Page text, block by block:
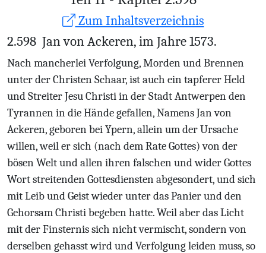
Zum Inhaltsverzeichnis
2.598 Jan von Ackeren, im Jahre 1573.
Nach mancherlei Verfolgung, Morden und Brennen
unter der Christen Schaar, ist auch ein tapferer Held
und Streiter Jesu Christi in der Stadt Antwerpen den
Tyrannen in die Hände gefallen, Namens Jan von
Ackeren, geboren bei Ypern, allein um der Ursache
willen, weil er sich (nach dem Rate Gottes) von der
bösen Welt und allen ihren falschen und wider Gottes
Wort streitenden Gottesdiensten abgesondert, und sich
mit Leib und Geist wieder unter das Panier und den
Gehorsam Christi begeben hatte. Weil aber das Licht
mit der Finsternis sich nicht vermischt, sondern von
derselben gehasst wird und Verfolgung leiden muss, so